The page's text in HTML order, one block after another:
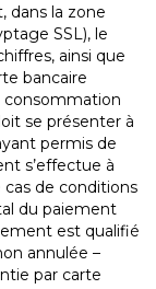
dans la zone
SSL), le
ainsi que
bancaire
consommation
se présenter à
permis de
s’effectue à
cas de conditions
du paiement
est qualifié
annulée –
par carte